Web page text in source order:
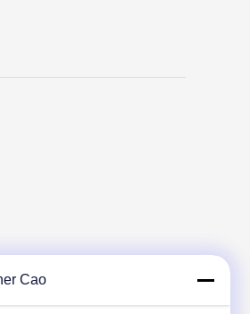
Cao